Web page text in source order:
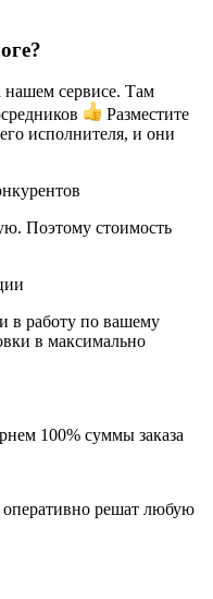
нашем сервисе. Там
Разместите
исполнителя, и они
Поэтому стоимость
в работу по вашему
в максимально
100% суммы заказа
решат любую